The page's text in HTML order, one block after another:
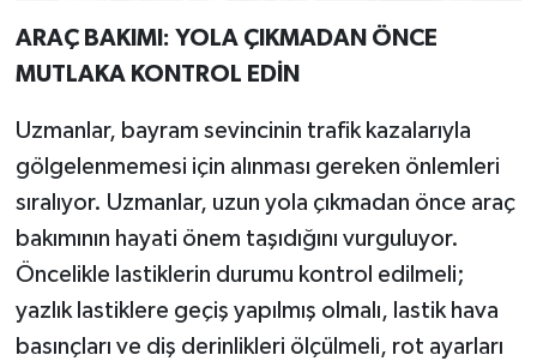
ARAÇ BAKIMI: YOLA ÇIKMADAN ÖNCE
MUTLAKA KONTROL EDİN
Uzmanlar, bayram sevincinin trafik kazalarıyla
gölgelenmemesi için alınması gereken önlemleri
sıralıyor. Uzmanlar, uzun yola çıkmadan önce araç
bakımının hayati önem taşıdığını vurguluyor.
Öncelikle lastiklerin durumu kontrol edilmeli;
yazlık lastiklere geçiş yapılmış olmalı, lastik hava
basınçları ve diş derinlikleri ölçülmeli, rot ayarları